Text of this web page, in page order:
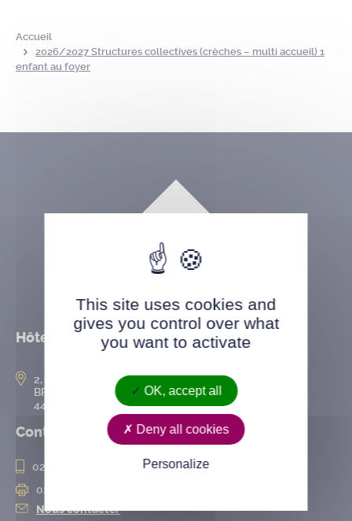
Accueil
2026/2027 Structures collectives (crèches – multi accueil) 1
enfant au foyer
Hôtel de ville
2, rue de l’Hôtel-de-Ville
BP 50167
44802 Saint-Herblain cedex
Contact
02 28 25 20 00
02 28 25 20 10
Nous contacter
This site uses cookies and
gives you control over what
you want to activate
OK, accept all
Deny all cookies
Personalize